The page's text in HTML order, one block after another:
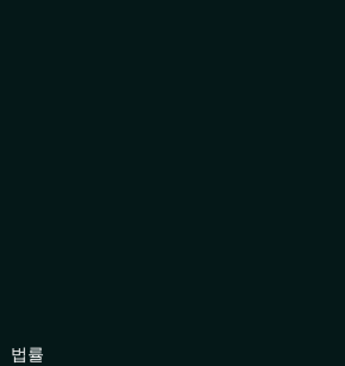
법률